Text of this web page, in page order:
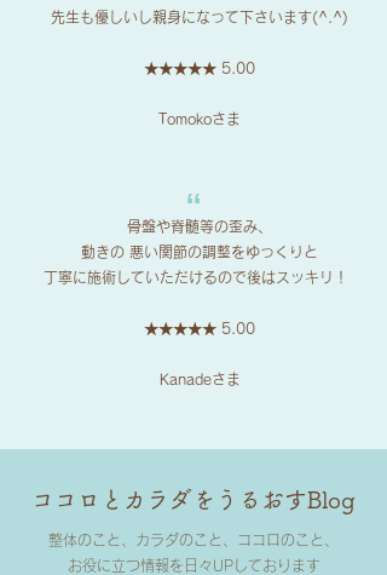
先生も優しいし親身になって下さいます(^.^)
★★★★★ 5.00
Tomokoさま
​“
骨盤や脊髄等の歪み、
動きの 悪い関節の調整をゆっくりと
丁寧に施術していただけるので後はスッキリ！
★★★★★ 5.00
​Kanadeさま
ココロとカラダをうるおすBlog
整体のこと、カラダのこと、ココロのこと、
​お役に立つ情報を日々UPしております